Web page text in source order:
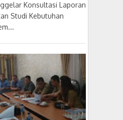
Konsultasi Laporan
Studi Kebutuhan